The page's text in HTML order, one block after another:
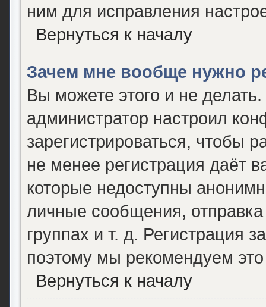
ним для исправления
Вернуться к началу
Зачем мне вообще нужно
Вы можете этого и не делать.
администратор настроил
зарегистрироваться, чтобы
не менее регистрация даёт
которые недоступны
личные сообщения,
группах и т. д. Регистрация
поэтому мы рекомендуем это
Вернуться к началу